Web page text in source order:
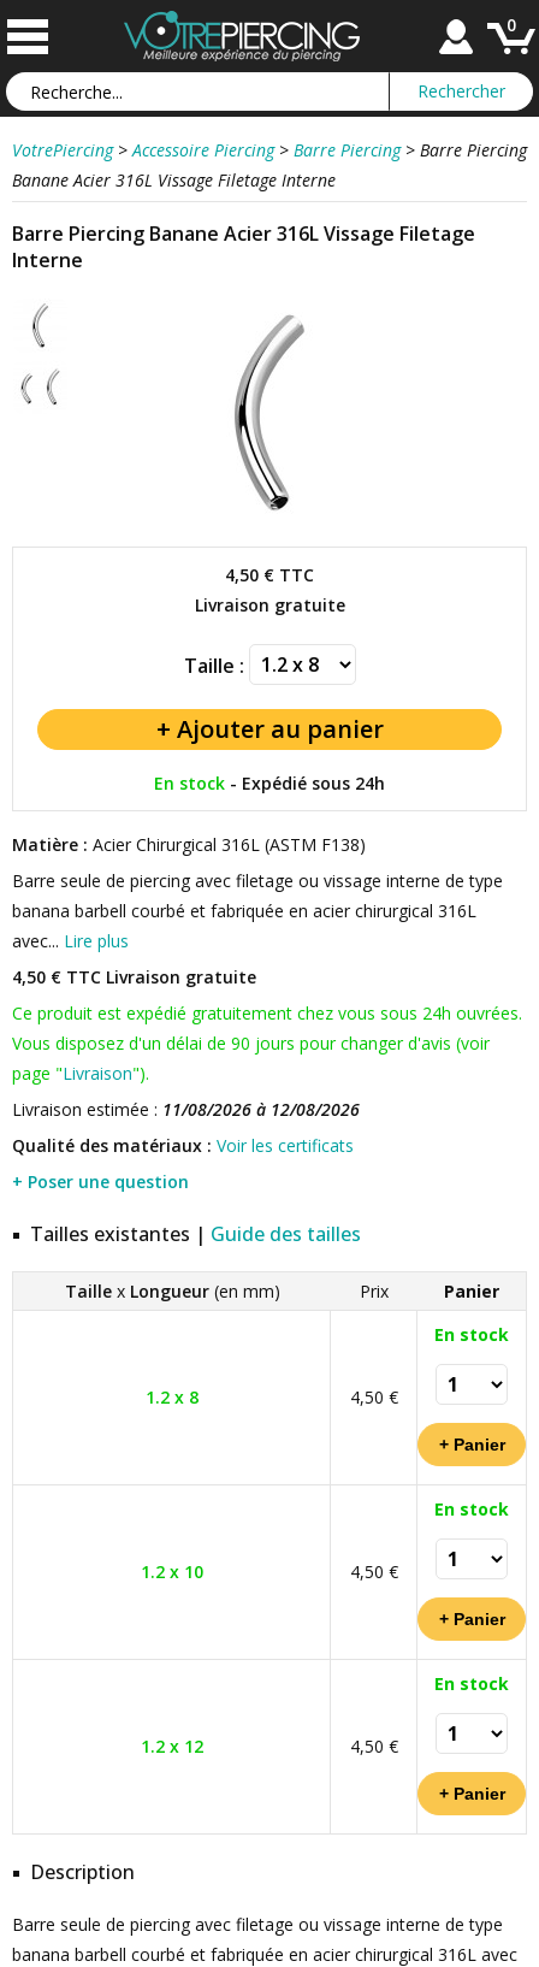
0
VotrePiercing > Accessoire Piercing > Barre Piercing > Barre Piercing
Banane Acier 316L Vissage Filetage Interne
Barre Piercing Banane Acier 316L Vissage Filetage
Interne
4,50 € TTC
Livraison gratuite
Taille :
En stock - Expédié sous 24h
Matière : Acier Chirurgical 316L (ASTM F138)
Barre seule de piercing avec filetage ou vissage interne de type
banana barbell courbé et fabriquée en acier chirurgical 316L
avec... Lire plus
4,50 € TTC Livraison gratuite
Ce produit est expédié gratuitement chez vous sous 24h ouvrées.
Vous disposez d'un délai de 90 jours pour changer d'avis (voir
page "Livraison").
Livraison estimée : 11/08/2026 à 12/08/2026
Qualité des matériaux : Voir les certificats
+ Poser une question
Tailles existantes | Guide des tailles
Taille x Longueur (en mm) Prix Panier
1.2 x 8 4,50 €
En stock
1.2 x 10 4,50 €
En stock
1.2 x 12 4,50 €
En stock
Description
Barre seule de piercing avec filetage ou vissage interne de type
banana barbell courbé et fabriquée en acier chirurgical 316L avec